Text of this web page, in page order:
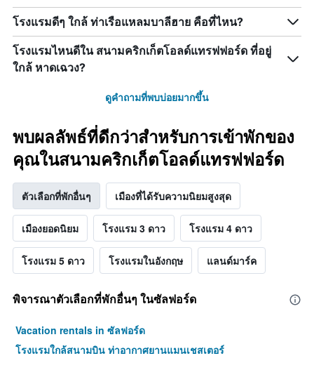
โรงแรมดีๆ ใกล้ ท่าเรือแหลมบาลีฮาย คือที่ไหน?
โรงแรมไหนดีใน สนามคริกเก็ตโอลด์แทรฟฟอร์ด ที่อยู่
ใกล้ หาดเฉวง?
ดูคำถามที่พบบ่อยมากขึ้น
พบผลลัพธ์ที่ดีกว่าสำหรับการเข้าพักของ
คุณในสนามคริกเก็ตโอลด์แทรฟฟอร์ด
ตัวเลือกที่พักอื่นๆ เมืองที่ได้รับความนิยมสูงสุด
เมืองยอดนิยม โรงแรม 3 ดาว โรงแรม 4 ดาว
โรงแรม 5 ดาว โรงแรมในอังกฤษ แลนด์มาร์ค
พิจารณาตัวเลือกที่พักอื่นๆ ในซัลฟอร์ด
Vacation rentals in ซัลฟอร์ด
โรงแรมใกล้สนามบิน ท่าอากาศยานแมนเชสเตอร์